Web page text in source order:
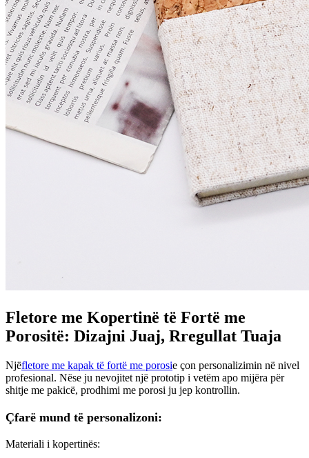
Fletore me Kopertinë të Fortë me
Porositë: Dizajni Juaj, Rregullat Tuaja
Njëfletore me kapak të fortë me porosie çon personalizimin në nivel
profesional. Nëse ju nevojitet një prototip i vetëm apo mijëra për
shitje me pakicë, prodhimi me porosi ju jep kontrollin.
Çfarë mund të personalizoni:
Materiali i kopertinës: